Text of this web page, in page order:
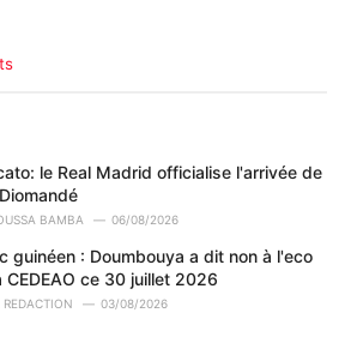
le Real Madrid officialise l'arrivée de
BAMBA 06/08/2026
guinéen : Doumbouya a dit non à l'eco
CEDEAO ce 30 juillet 2026
REDACTION 03/08/2026